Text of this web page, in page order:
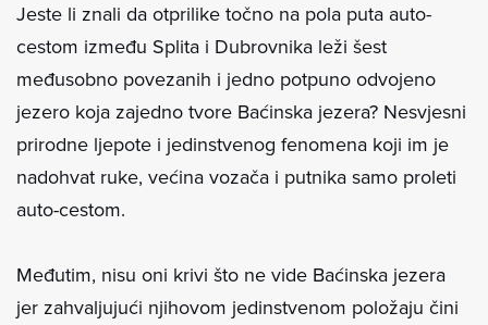
Jeste li znali da otprilike točno na pola puta auto-
cestom između Splita i Dubrovnika leži šest
međusobno povezanih i jedno potpuno odvojeno
jezero koja zajedno tvore Baćinska jezera? Nesvjesni
prirodne ljepote i jedinstvenog fenomena koji im je
nadohvat ruke, većina vozača i putnika samo proleti
auto-cestom.
Međutim, nisu oni krivi što ne vide Baćinska jezera
jer zahvaljujući njihovom jedinstvenom položaju čini